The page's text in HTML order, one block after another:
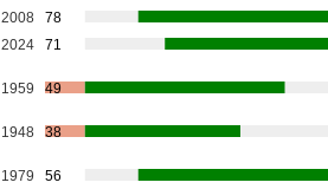
2008
78
2024 71
1959 49
1948 38
1979
56